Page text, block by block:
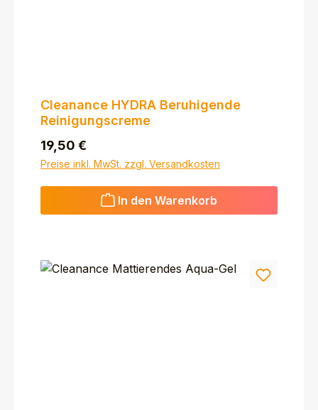
Cleanance HYDRA Beruhigende
Reinigungscreme
Regulärer Preis:
19,50 €
Preise inkl. MwSt. zzgl. Versandkosten
In den Warenkorb